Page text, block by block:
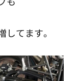
てます。